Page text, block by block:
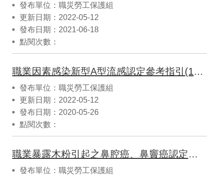
發布單位：職災勞工保護組
更新日期：2022-05-12
發布日期：2021-06-18
點閱次數：
職業因素感染新型A型流感認定參考指引(10905修正)
發布單位：職災勞工保護組
更新日期：2022-05-12
發布日期：2020-05-26
點閱次數：
職業暴露木粉引起之鼻腔癌、鼻竇癌認定參考指引(10905修正)
發布單位：職災勞工保護組